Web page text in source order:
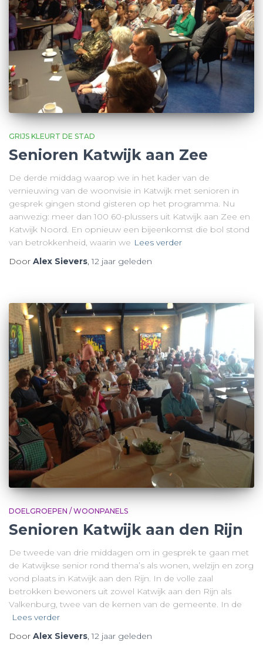
GRIJS KLEURT DE STAD
Senioren Katwijk aan Zee
De derde middag waarop we in het kader van de
vernieuwing van de woonvisie in Katwijk met senioren in
gesprek gingen stond gisteren op het programma. Nu
aanwezig: meer dan 100 60-plussers uit Katwijk aan Zee en
Katwijk Noord. En opnieuw een bijeenkomst die bol stond
van betrokkenheid, waarin we Lees verder
Door Alex Sievers,12 jaar geleden
DOELGROEPEN / WOONPANELS
Senioren Katwijk aan den Rijn
De tweede van drie middagen om in gesprek te gaan met
de Katwijkse senior rond thema’s als wonen, welzijn en zorg
vond plaats in Katwijk aan den Rijn. In de volle zaal
betrokken bewoners uit zowel Katwijk aan den Rijn als
Valkenburg, twee van de kernen van de gemeente. In de
Lees verder
Door Alex Sievers ,12 jaar geleden